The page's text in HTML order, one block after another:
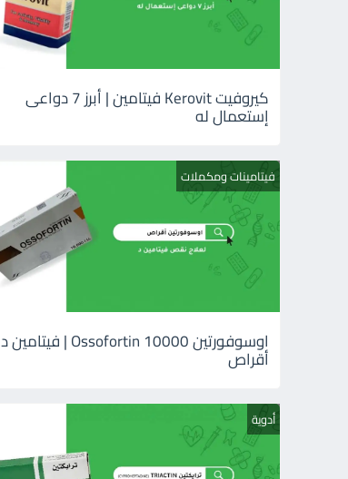
كيروفيت Kerovit فيتامين | أبرز 7 دواعى
إستعمال له
فيتامينات ومكملات
اوسوفورتين 10000 Ossofortin | فيتامين د
أقراص
أدوية